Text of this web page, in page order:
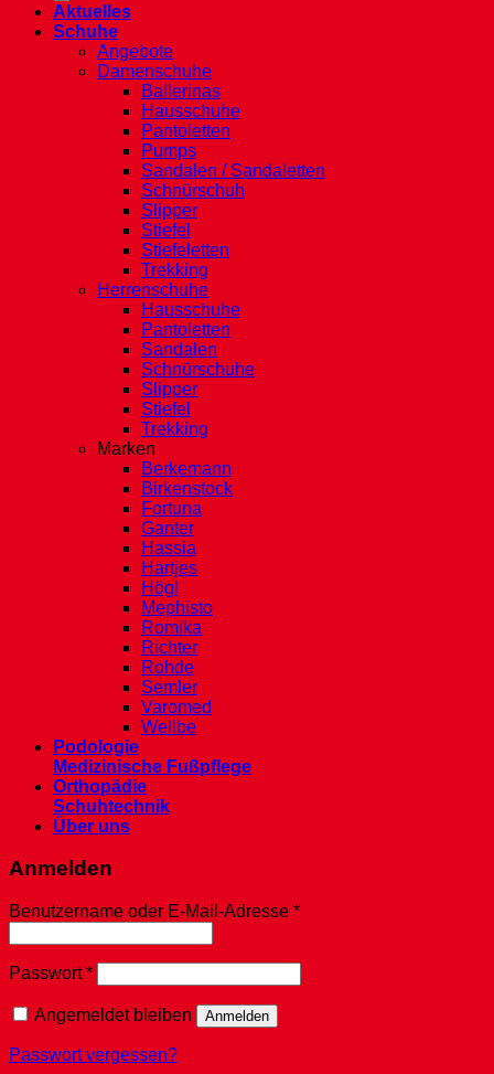
Aktuelles
Schuhe
Angebote
Damenschuhe
Ballerinas
Hausschuhe
Pantoletten
Pumps
Sandalen / Sandaletten
Schnürschuh
Slipper
Stiefel
Stiefeletten
Trekking
Herrenschuhe
Hausschuhe
Pantoletten
Sandalen
Schnürschuhe
Slipper
Stiefel
Trekking
Marken
Berkemann
Birkenstock
Fortuna
Ganter
Hassia
Hartjes
Högl
Mephisto
Romika
Richter
Rohde
Semler
Varomed
Wellbe
Podologie
Medizinische Fußpflege
Orthopädie
Schuhtechnik
Über uns
Anmelden
Benutzername oder E-Mail-Adresse *Erforderlich
Passwort*Erforderlich
Angemeldet bleiben Anmelden
Passwort vergessen?